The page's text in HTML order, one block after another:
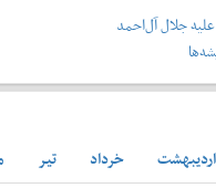
جلال آل‌‌احمد
ارديبهشت خرداد تير